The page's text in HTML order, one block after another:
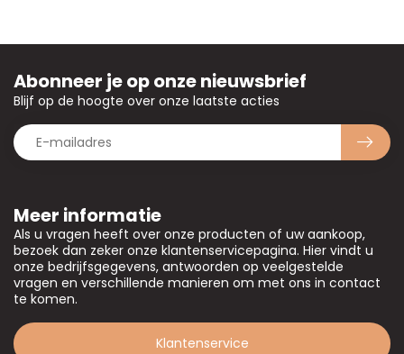
Meer informatie
Als u vragen heeft over onze producten of uw aankoop,
bezoek dan zeker onze klantenservicepagina. Hier vindt u
onze bedrijfsgegevens, antwoorden op veelgestelde
vragen en verschillende manieren om met ons in contact
te komen.
Klantenservice
Abonneer je op onze nieuwsbrief
Blijf op de hoogte over onze laatste acties